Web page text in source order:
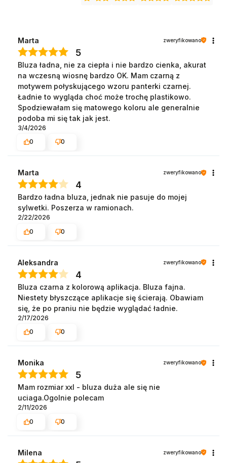
Marta zweryfikowano
5
Bluza ładna, nie za ciepła i nie bardzo cienka, akurat
na wczesną wiosnę bardzo OK. Mam czarną z
motywem połyskującego wzoru panterki czarnej.
Ładnie to wygląda choć może trochę plastikowo.
Spodziewałam się matowego koloru ale generalnie
podoba mi się tak jak jest.
3/4/2026
0
0
Marta zweryfikowano
4
Bardzo ładna bluza, jednak nie pasuje do mojej
sylwetki. Poszerza w ramionach.
2/22/2026
0
0
Aleksandra zweryfikowano
4
Bluza czarna z kolorową aplikacja. Bluza fajna.
Niestety błyszczące aplikacje się ścierają. Obawiam
się, że po praniu nie będzie wyglądać ładnie.
2/17/2026
0
0
Monika zweryfikowano
5
Mam rozmiar xxl - bluza duża ale się nie
uciaga.Ogolnie polecam
2/11/2026
0
0
Milena zweryfikowano